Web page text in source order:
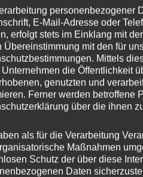
personenbezogener
E-Mail-Adresse oder
erfolgt stets im Einklang mit
Übereinstimmung mit den für
Mittels
die Öffentlichkeit
genutzten und
Ferner werden betroffene
über die ihnen
als für die Verarbeitung
Maßnahmen
Schutz der über diese
Daten